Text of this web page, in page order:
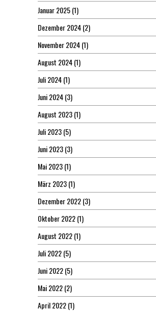
Januar 2025(1)
Dezember 2024(2)
November 2024(1)
August 2024(1)
Juli 2024(1)
Juni 2024(3)
August 2023(1)
Juli 2023(5)
Juni 2023(3)
Mai 2023(1)
März 2023(1)
Dezember 2022(3)
Oktober 2022(1)
August 2022(1)
Juli 2022(5)
Juni 2022(5)
Mai 2022(2)
April 2022(1)